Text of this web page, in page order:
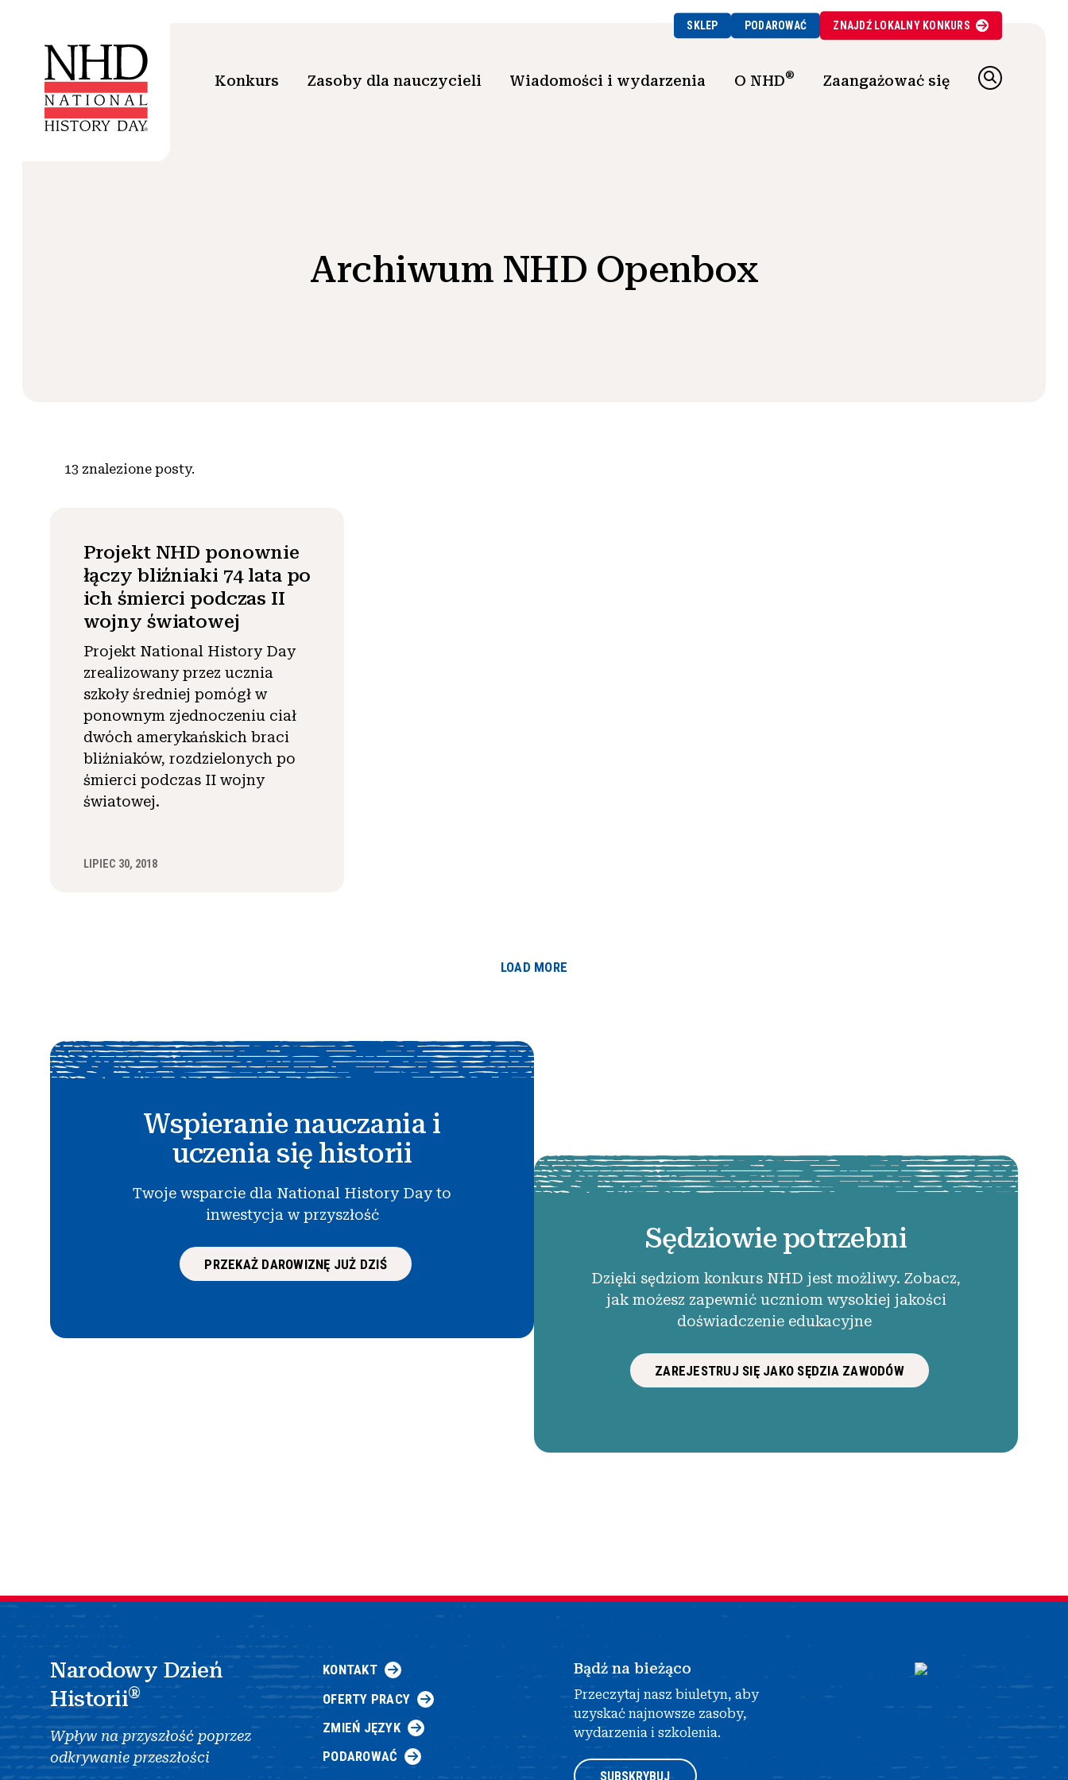
SKLEP PODAROWAĆ ZNAJDŹ LOKALNYKONKURS
Konkurs Zasoby dla nauczycieli Wiadomości i wydarzenia O NHD® Zaangażować się
Archiwum NHD Openbox
13 znalezione posty.
Projekt NHD ponownie
łączy bliźniaki 74 lata po
ich śmierci podczas II
wojny światowej
Projekt National History Day
zrealizowany przez ucznia
szkoły średniej pomógł w
ponownym zjednoczeniu ciał
dwóch amerykańskich braci
bliźniaków, rozdzielonych po
śmierci podczas II wojny
światowej.
LIPIEC 30, 2018
LOAD MORE
Wspieranie nauczania i
uczenia się historii
Twoje wsparcie dla National History Day to
inwestycja w przyszłość
PRZEKAŻ DAROWIZNĘ JUŻ DZIŚ
Sędziowie potrzebni
Dzięki sędziom konkurs NHD jest możliwy. Zobacz,
jak możesz zapewnić uczniom wysokiej jakości
doświadczenie edukacyjne
ZAREJESTRUJ SIĘ JAKO SĘDZIA ZAWODÓW
Narodowy Dzień
Historii®
Wpływ na przyszłość poprzez
odkrywanie przeszłości
KONTAKT
OFERTY PRACY
ZMIEŃ JĘZYK
PODAROWAĆ
Bądź na bieżąco
Przeczytaj nasz biuletyn, aby
uzyskać najnowsze zasoby,
wydarzenia i szkolenia.
SUBSKRYBUJ